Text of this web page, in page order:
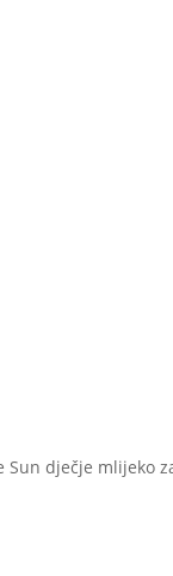
Sun dječje mlijeko